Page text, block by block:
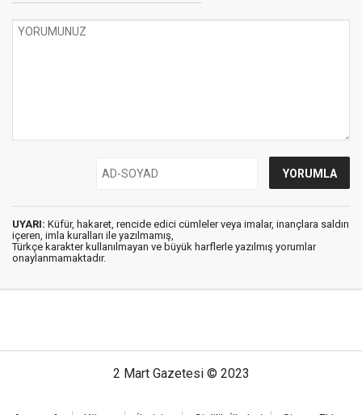
UYARI: Küfür, hakaret, rencide edici cümleler veya imalar, inançlara saldırı
içeren, imla kuralları ile yazılmamış,
Türkçe karakter kullanılmayan ve büyük harflerle yazılmış yorumlar
onaylanmamaktadır.
2 Mart Gazetesi © 2023